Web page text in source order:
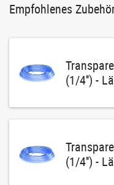
Empfohlenes
(1/4'') -
(1/4'') -